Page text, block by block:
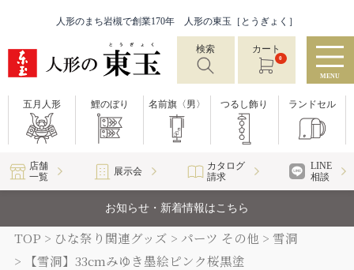
人形のまち岩槻で創業170年 人形の東玉［とうぎょく］
検索 カート
0
MENU
五月人形 鯉のぼり 名前旗〈男〉 つるし飾り ランドセル
店舗
一覧
展示会
カタログ
請求
LINE
相談
お知らせ・新着情報はこちら
TOP ひな祭り関連グッズ パーツ その他
雪洞
【雪洞】33cmみゆき墨絵ピンク桜黒塗